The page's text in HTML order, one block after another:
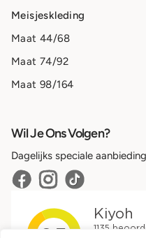
Meisjeskleding
Maat 44/68
Maat 74/92
Maat 98/164
Wil Je Ons Volgen?
Dagelijks speciale